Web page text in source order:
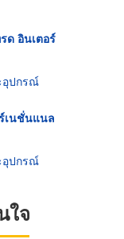
ด อินเตอร์
อุปกรณ์
เนชั่นแนล
อุปกรณ์
ใจ